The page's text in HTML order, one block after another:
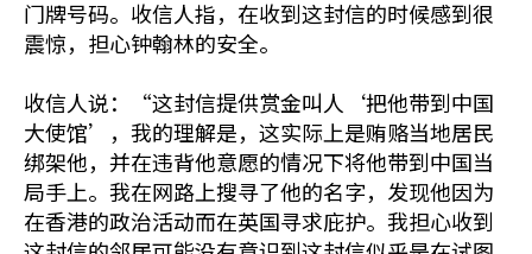
门牌号码。收信人指，在收到这封信的时候感到很
震惊，担心钟翰林的安全。
收信人说：“这封信提供赏金叫人‘把他带到中国
大使馆’，我的理解是，这实际上是贿赂当地居民
绑架他，并在违背他意愿的情况下将他带到中国当
局手上。我在网路上搜寻了他的名字，发现他因为
在香港的政治活动而在英国寻求庇护。我担心收到